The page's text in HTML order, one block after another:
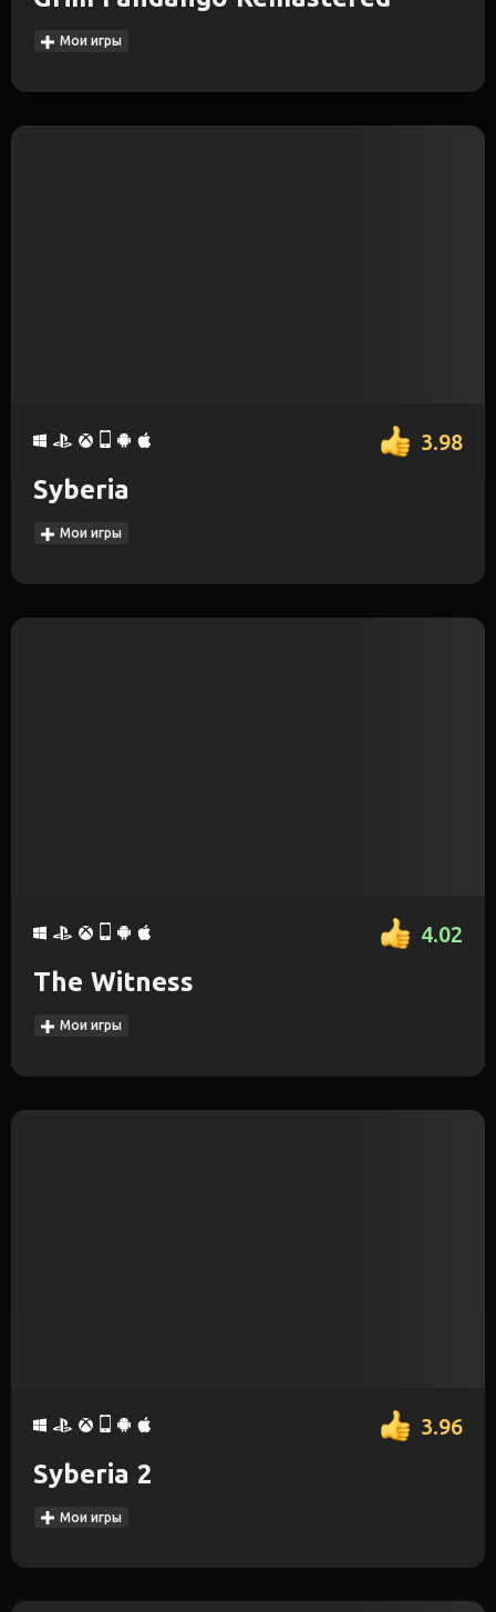
Мои игры
3.98
Syberia
Мои игры
4.02
The Witness
Мои игры
3.96
Syberia 2
Мои игры